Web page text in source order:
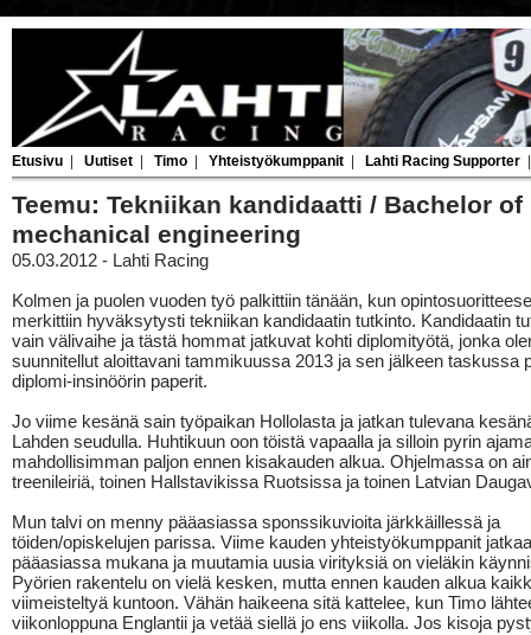
Etusivu Uutiset Timo Yhteistyökumppanit Lahti Racing Supporter
Teemu: Tekniikan kandidaatti / Bachelor of
mechanical engineering
05.03.2012 - Lahti Racing
Kolmen ja puolen vuoden työ palkittiin tänään, kun
merkittiin hyväksytysti tekniikan kandidaatin tutkinto. Kandidaatin
vain välivaihe ja tästä hommat jatkuvat kohti diplomityötä, jonka
suunnitellut aloittavani tammikuussa 2013 ja sen jälkeen taskussa
diplomi-insinöörin paperit.
Jo viime kesänä sain työpaikan Hollolasta ja jatkan tulevana
Lahden seudulla. Huhtikuun oon töistä vapaalla ja silloin pyrin
mahdollisimman paljon ennen kisakauden alkua. Ohjelmassa on
treenileiriä, toinen Hallstavikissa Ruotsissa ja toinen Latvian
Mun talvi on menny pääasiassa sponssikuvioita järkkäillessä ja
töiden/opiskelujen parissa. Viime kauden yhteistyökumppanit jatkaa
pääasiassa mukana ja muutamia uusia virityksiä on vieläkin
Pyörien rakentelu on vielä kesken, mutta ennen kauden alkua
viimeisteltyä kuntoon. Vähän haikeena sitä kattelee, kun Timo
viikonloppuna Englantii ja vetää siellä jo ens viikolla. Jos kisoja